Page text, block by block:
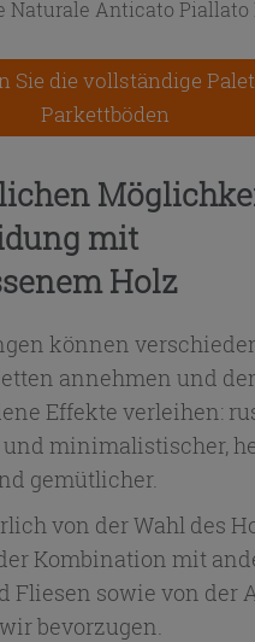
Sie die vollständige
Parkettböden
mit
Holz
können
annehmen und
Effekte verleihen:
minimalistischer,
gemütlicher.
von der Wahl des
Kombination mit
Fliesen sowie von der
bevorzugen.